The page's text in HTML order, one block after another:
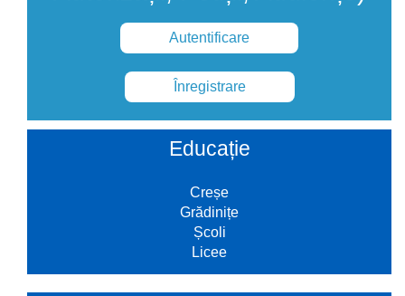
Autentificare
Înregistrare
Educație
Creșe
Grădinițe
Școli
Licee